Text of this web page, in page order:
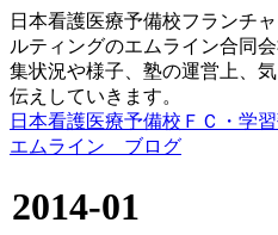
日本看護医療予備校フランチ
ルティングのエムライン合同
集状況や様子、塾の運営上、
伝えしていきます。
日本看護医療予備校ＦＣ・学
エムライン ブログ
2014-01